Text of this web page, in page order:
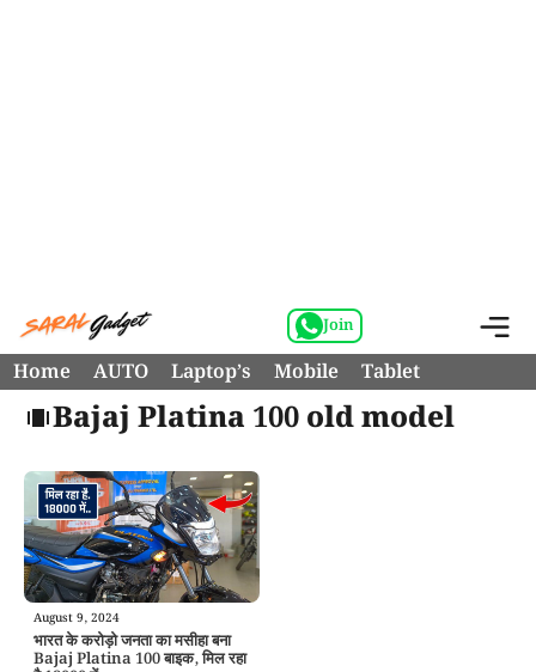
Skip
to
content
Join
Home AUTO Laptop’s Mobile Tablet
Bajaj Platina 100 old model
August 9, 2024
भारत के करोड़ो जनता का मसीहा बना
Bajaj Platina 100 बाइक, मिल रहा